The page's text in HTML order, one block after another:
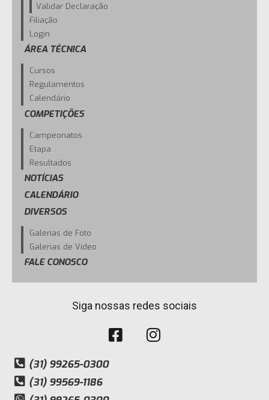
Validar Declaração
Filiação
Login
ÁREA TÉCNICA
Cursos
Regulamentos
Calendário
COMPETIÇÕES
Campeonatos
Etapa
Resultados
NOTÍCIAS
CALENDÁRIO
DIVERSOS
Galerias de Foto
Galerias de Vídeo
FALE CONOSCO
Siga nossas redes sociais
(31) 99265-0300
(31) 99569-1186